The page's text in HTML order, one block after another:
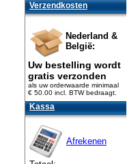
Verzendkosten
Nederland &
België:
Uw bestelling wordt
gratis verzonden
als uw orderwaarde minimaal
€ 50.00 incl. BTWbedraagt.
Kassa
Afrekenen